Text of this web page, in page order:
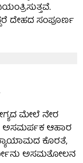
ದೇಹದ ಸಂಪೂರ್ಣ
ಮೇಲೆ ನೇರ
ಅಸಮರ್ಪಕ ಆಹಾರ
ಕೊರತೆ,
ಅಸಮತೋಲನ